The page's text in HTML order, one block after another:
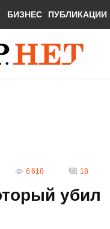
БИЗНЕС ПУБЛИКАЦИИ
6 618 18
убил